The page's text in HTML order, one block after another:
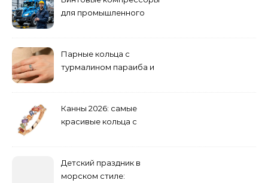
для промышленного
Парные кольца с
турмалином параиба и
Канны 2026: самые
красивые кольца с
Детский праздник в
морском стиле: